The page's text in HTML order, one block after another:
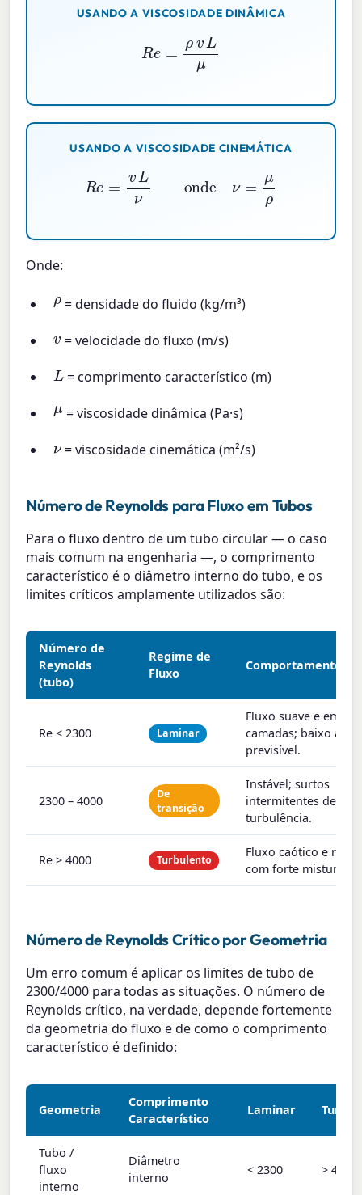
USANDO A VISCOSIDADE DINÂMICA
vLμ
USANDO A VISCOSIDADE CINEMÁTICA
e =v
Onde:
ρ= densidade do fluido (kg/m³)
v = velocidade do fluxo (m/s)
L = comprimento característico (m)
μ = viscosidade dinâmica (Pa·s)
ν= viscosidade cinemática (m²/s)
Número de Reynolds para Fluxo em Tubos
Para o fluxo dentro de um tubo circular — o caso
mais comum na engenharia —, o comprimento
característico é o diâmetro interno do tubo, e os
limites críticos amplamente utilizados são:
Número de
Reynolds
(tubo)
Regime de
Fluxo
Comportamento
Re < 2300 Laminar
Fluxo suave e em
camadas; baixo
previsível.
2300 – 4000
De
transição
Instável; surtos
intermitentes de
turbulência.
Re > 4000 Turbulento
Fluxo caótico e
com forte mistura.
Número de Reynolds Crítico por Geometria
Um erro comum é aplicar os limites de tubo de
2300/4000 para todas as situações. O número de
Reynolds crítico, na verdade, depende fortemente
da geometria do fluxo e de como o comprimento
característico é definido:
Geometria
Comprimento
Característico
Laminar
Tubo /
fluxo
interno
Diâmetro
interno
< 2300 > 4000